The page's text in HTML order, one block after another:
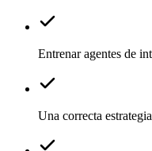
Entrenar agentes de
Una correcta